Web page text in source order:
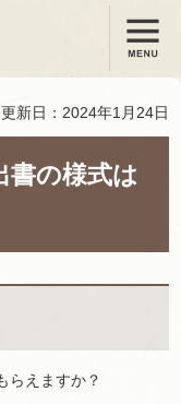
メニュー
更新日：2024年1月24日
書の様式は
らえますか？